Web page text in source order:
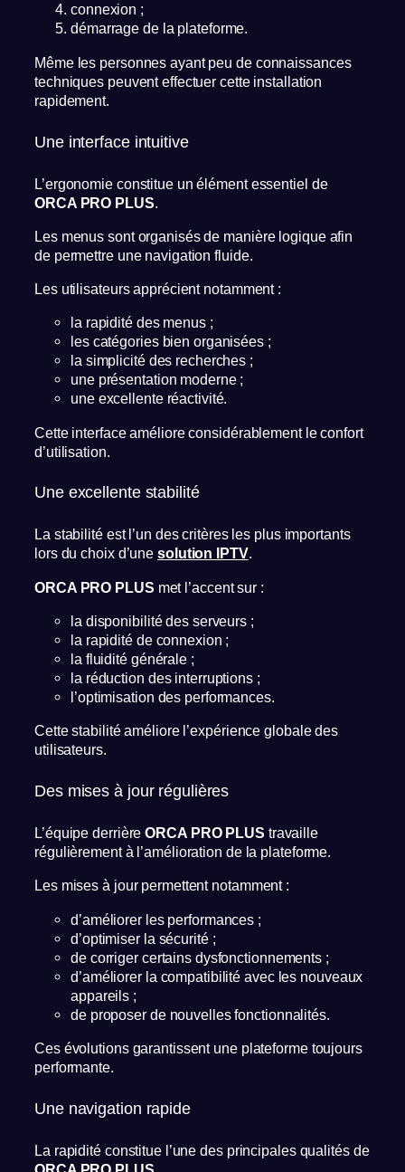
connexion ;
démarrage de la plateforme.
Même les personnes ayant peu de connaissances
techniques peuvent effectuer cette installation
rapidement.
Une interface intuitive
L’ergonomie constitue un élément essentiel de
ORCA PRO PLUS
Les menus sont organisés de manière logique afin
de permettre une navigation fluide.
Les utilisateurs apprécient notamment :
la rapidité des menus ;
les catégories bien organisées ;
la simplicité des recherches ;
une présentation moderne ;
une excellente réactivité.
Cette interface améliore considérablement le confort
d’utilisation.
Une excellente stabilité
La stabilité est l’un des critères les plus importants
lors du choix d’une solution IPTV.
ORCA PRO PLUS met l’accent sur :
la disponibilité des serveurs ;
la rapidité de connexion ;
la fluidité générale ;
la réduction des interruptions ;
l’optimisation des performances.
Cette stabilité améliore l’expérience globale des
utilisateurs.
Des mises à jour régulières
L’équipe derrièreORCA PRO PLUS travaille
régulièrement à l’amélioration de la plateforme.
Les mises à jour permettent notamment :
d’améliorer les performances ;
d’optimiser la sécurité ;
de corriger certains dysfonctionnements ;
d’améliorer la compatibilité avec les nouveaux
appareils ;
de proposer de nouvelles fonctionnalités.
Ces évolutions garantissent une plateforme toujours
performante.
Une navigation rapide
La rapidité constitue l’une des principales qualités de